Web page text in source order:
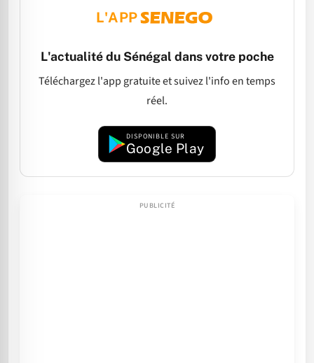
L'APP
L'actualité du Sénégal dans votre poche
Téléchargez l'app gratuite et suivez l'info en temps
réel.
DISPONIBLE SUR
Google Play